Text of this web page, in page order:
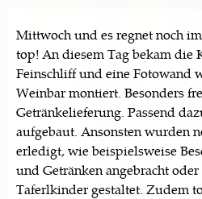
Mittwoch und es regnet noch
top! An diesem Tag bekam die
Feinschliff und eine Fotowand
Weinbar montiert. Besonders
Getränkelieferung. Passend
aufgebaut. Ansonsten wurden
erledigt, wie beispielsweise
und Getränken angebracht
Taferlkinder gestaltet. Zudem